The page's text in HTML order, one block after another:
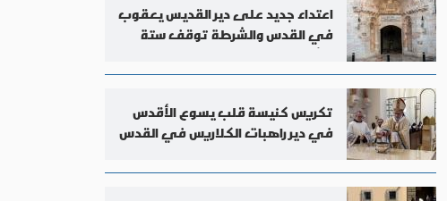
اعتداء جديد على دير القديس يعقوب
في القدس والشرطة توقف ستة
مشتبه بهم
تكريس كنيسة قلب يسوع الأقدس
في دير راهبات الكلاريس في القدس